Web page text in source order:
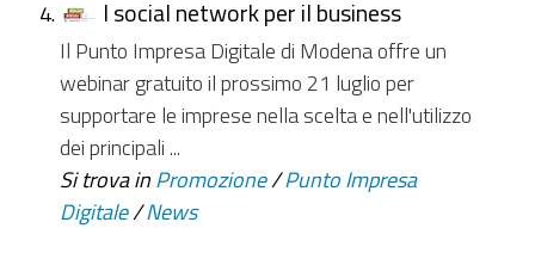
I social network per il business
Il Punto Impresa Digitale di Modena offre un
webinar gratuito il prossimo 21 luglio per
supportare le imprese nella scelta e nell'utilizzo
dei principali ...
Si trova in Promozione /Punto Impresa
Digitale /News